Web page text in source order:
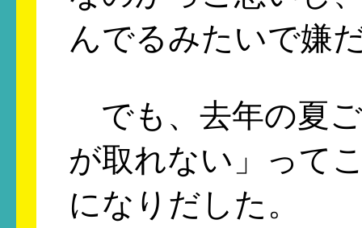
んでるみたいで嫌
でも、去年の夏
が取れない」って
になりだした。